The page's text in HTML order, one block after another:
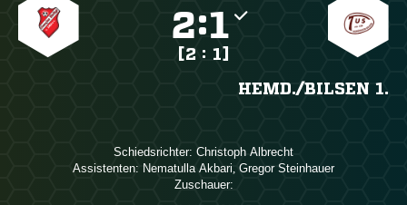
:
[2 : 1]
HEMD./​BILSEN 1.
Schiedsrichter:  
Assistenten:  ,  
Zuschauer: